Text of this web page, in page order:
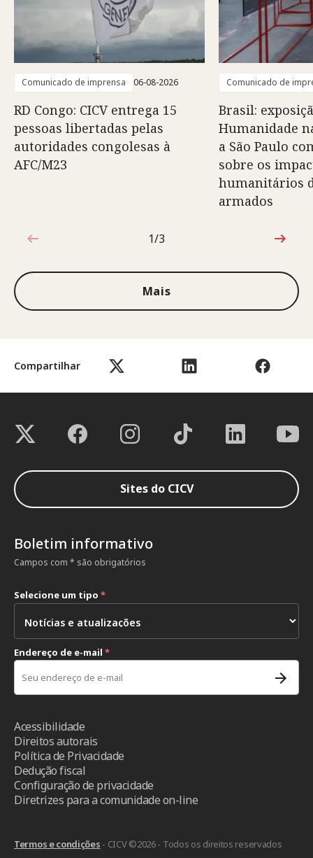
Compartilhar
Comunicado de imprensa 06-08-2026
RD Congo: CICV entrega 15
pessoas libertadas pelas
autoridades congolesas à
AFC/M23
Comunicado de
Brasil:
Humanidade
a São Paulo
sobre os
humanitários
armados
1 de 3
1/3
Mais
Sites do CICV
Boletim informativo
Campos com * são obrigatórios
Selecione um tipo *
Endereço de e-mail *
Acessibilidade
Direitos autorais
Política de Privacidade
Dedução fiscal
Configuração de privacidade
Diretrizes para a comunidade on-line
Termos e condições - CICV ©2026 - Todos os direitos reservados